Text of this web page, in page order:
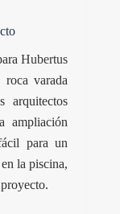
Hubertus
varada
ampliación
para un
la piscina,